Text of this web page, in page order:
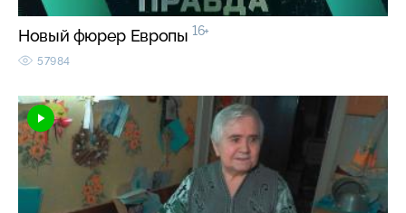
Новый фюрер Европы 16+
57984